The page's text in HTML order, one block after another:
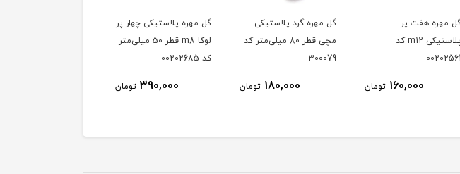
مهره گرد پلاستیکی
مچی قطر 80 میلی‌متر کد
300079
180,000 تومان
گل مهره پلاستیکی چهار پر
لوکا m8 قطر 50 میلی‌متر
کد 00202685
390,000 تومان
گل مهره باکالیت هفت پر
m10 قطر 50 میلی‌متر کد
00202551
185,000 تومان